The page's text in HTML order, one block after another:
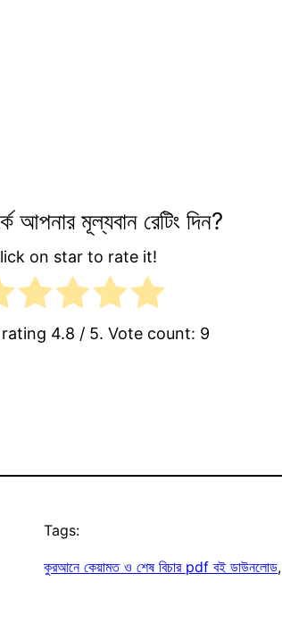
আপনার মূল্যবান রেটিং দিন?
on star to rate it!
4.8 / 5. Vote count: 9
Tags:
কুরআনে কেয়ামত ও শেষ বিচার pdf বই ডাউনলোড,